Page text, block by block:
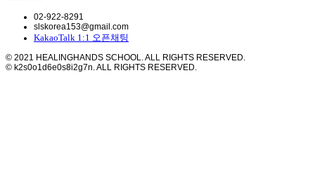
02-922-8291
slskorea153@gmail.com
KakaoTalk 1:1 오픈채팅
© 2021 HEALINGHANDS SCHOOL. ALL RIGHTS RESERVED.
© k2s0o1d6e0s8i2g7n. ALL RIGHTS RESERVED.